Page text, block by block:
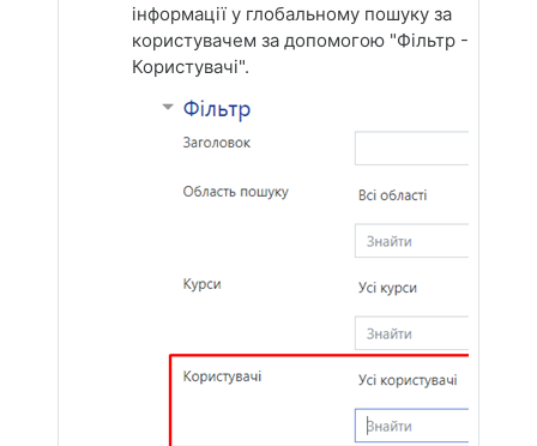
інформації у глобальному пошуку за
користувачем за допомогою "Фільтр -
Користувачі".